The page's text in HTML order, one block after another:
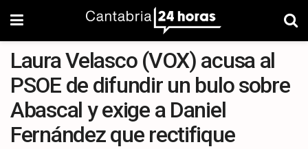
Laura Velasco (VOX) acusa al
PSOE de difundir un bulo sobre
Abascal y exige a Daniel
Fernández que rectifique